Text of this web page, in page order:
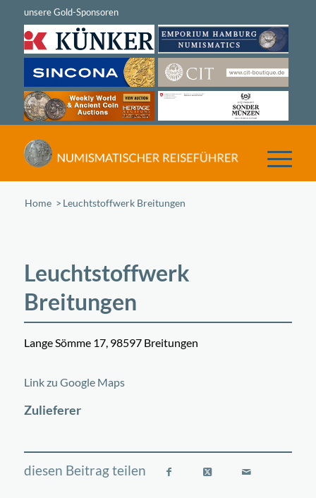
Home /Leuchtstoffwerk Breitungen
Leuchtstoffwerk
Breitungen
Lange Sömme 17, 98597 Breitungen
+
Link zu Google Maps
Zulieferer